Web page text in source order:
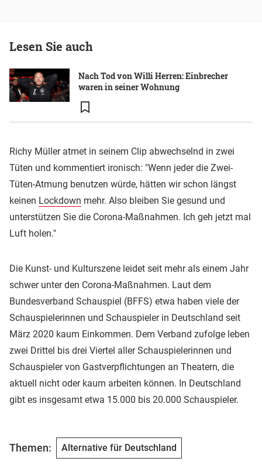
Lesen Sie auch
Nach Tod von Willi Herren: Einbrecher
waren in seiner Wohnung
Richy Müller atmet in seinem Clip abwechselnd in zwei
Tüten und kommentiert ironisch: "Wenn jeder die Zwei-
Tüten-Atmung benutzen würde, hätten wir schon längst
keinen Lockdown mehr. Also bleiben Sie gesund und
unterstützen Sie die Corona-Maßnahmen. Ich geh jetzt mal
Luft holen."
Die Kunst- und Kulturszene leidet seit mehr als einem Jahr
schwer unter den Corona-Maßnahmen. Laut dem
Bundesverband Schauspiel (BFFS) etwa haben viele der
Schauspielerinnen und Schauspieler in Deutschland seit
März 2020 kaum Einkommen. Dem Verband zufolge leben
zwei Drittel bis drei Viertel aller Schauspielerinnen und
Schauspieler von Gastverpflichtungen an Theatern, die
aktuell nicht oder kaum arbeiten können. In Deutschland
gibt es insgesamt etwa 15.000 bis 20.000 Schauspieler.
Themen: Alternative für Deutschland